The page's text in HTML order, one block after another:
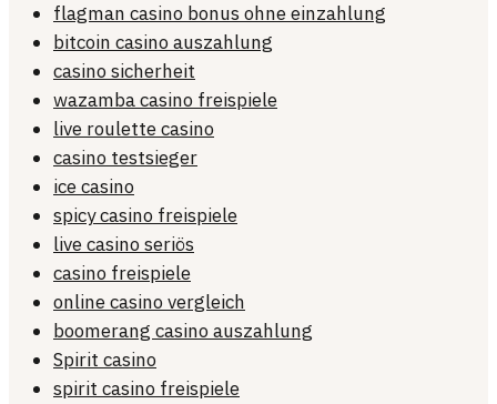
flagman casino bonus ohne einzahlung
bitcoin casino auszahlung
casino sicherheit
wazamba casino freispiele
live roulette casino
casino testsieger
ice casino
spicy casino freispiele
live casino seriös
casino freispiele
online casino vergleich
boomerang casino auszahlung
Spirit casino
spirit casino freispiele